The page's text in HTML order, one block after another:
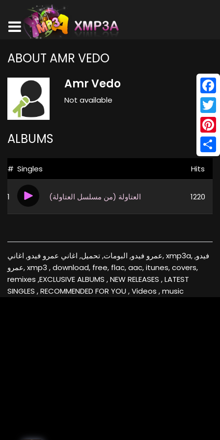
ABOUT AMR VEDO
Amr Vedo
Not available
ALBUMS
# Singles Hits
1 (من مسلسل العتاولة) العتاولة 1220
عمرو فيدو, البومات, تحميل, اغاني عمرو فيدو, اغاني, xmp3a, فيدو,
عمرو, xmp3 , download, free, flac, aac, itunes, covers,
remixes ,EXCLUSIVE ALBUMS , NEW RELEASES , LATEST
SINGLES , RECOMMENDED FOR YOU , Videos , music